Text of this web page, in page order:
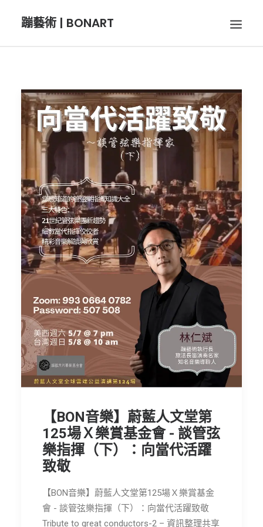
蹦藝術 | BONART
BON呼吸
BON插畫
BON旅行
節慶長笛樂團
關於我們
會員專區
SEARCH
【BON音樂】蔚藍人文堂第
125場Ｘ樂賞基金會 - 談管弦
樂指揮（下）：向當代活躍
致敬
【BON音樂】蔚藍人文堂第125場Ｘ樂賞基金
會 - 談管弦樂指揮（下）：向當代活躍致敬
Tribute to great conductors-2 – 資訊整理共享